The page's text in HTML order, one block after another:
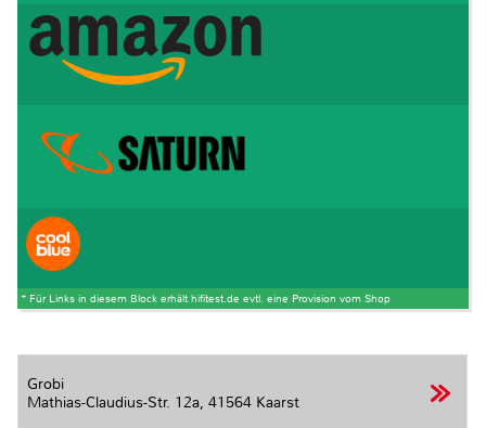
* Für Links in diesem Block erhält hifitest.de evtl. eine Provision vom Shop
Grobi
Mathias-Claudius-Str. 12a, 41564 Kaarst